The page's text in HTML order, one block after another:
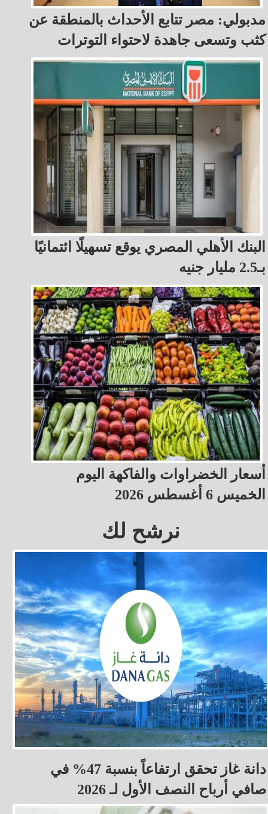
مدبولي: مصر تتابع الأحداث بالمنطقة عن
كثب وتسعى جاهدة لاحتواء التوترات
البنك الأهلي المصري يوقع تسهيلًا ائتمانيًا
بـ2.5 مليار جنيه
أسعار الخضراوات والفاكهة اليوم
الخميس 6 أغسطس 2026
نرشح لك
دانة غاز تحقق ارتفاعاً بنسبة 47% في
صافي أرباح النصف الأول لـ 2026